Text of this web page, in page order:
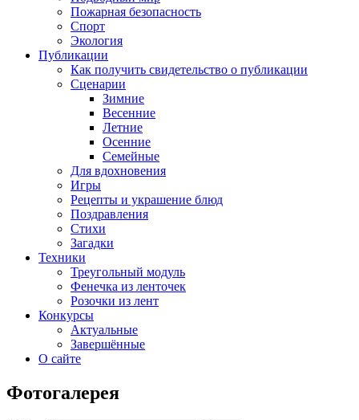
Пожарная безопасность
Спорт
Экология
Публикации
Как получить свидетельство о публикации
Сценарии
Зимние
Весенние
Летние
Осенние
Семейные
Для вдохновения
Игры
Рецепты и украшение блюд
Поздравления
Стихи
Загадки
Техники
Треугольный модуль
Фенечка из ленточек
Розочки из лент
Конкурсы
Актуальные
Завершённые
О сайте
Фотогалерея